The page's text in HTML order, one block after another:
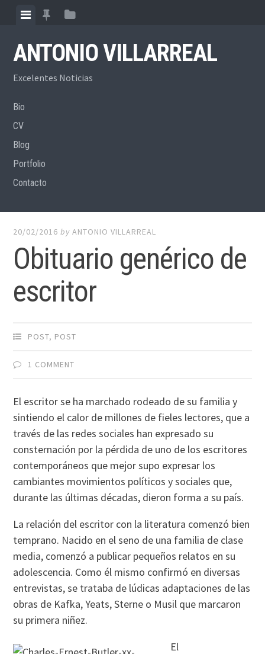
content
ViewView
posts
View
ANTONIO VILLARREAL
Excelentes Noticias
Bio
CV
Blog
Portfolio
Contacto
20/02/2016 byANTONIO VILLARREAL
Obituario genérico de
escritor
POST, POST
1 COMMENT
El escritor se ha marchado rodeado de su familia y
sintiendo el calor de millones de fieles lectores, que a
través de las redes sociales han expresado su
consternación por la pérdida de uno de los escritores
contemporáneos que mejor supo expresar los
cambiantes movimientos políticos y sociales que,
durante las últimas décadas, dieron forma a su país.
La relación del escritor con la literatura comenzó bien
temprano. Nacido en el seno de una familia de clase
media, comenzó a publicar pequeños relatos en su
adolescencia. Como él mismo confirmó en diversas
entrevistas, se trataba de lúdicas adaptaciones de las
obras de Kafka, Yeats, Sterne o Musil que marcaron
su primera niñez.
El